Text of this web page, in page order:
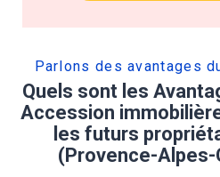
Parlons des avantages
Quels sont les
Accession
les futurs
(Provence-Alpes-